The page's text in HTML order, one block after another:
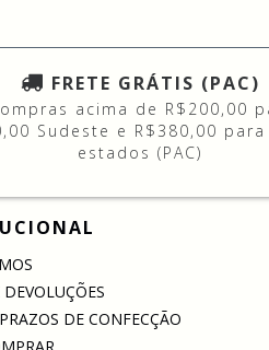
FRETE GRÁTIS (PAC)
acima de R$200,00
Sudeste e R$380,00
estados (PAC)
DE CONFECÇÃO